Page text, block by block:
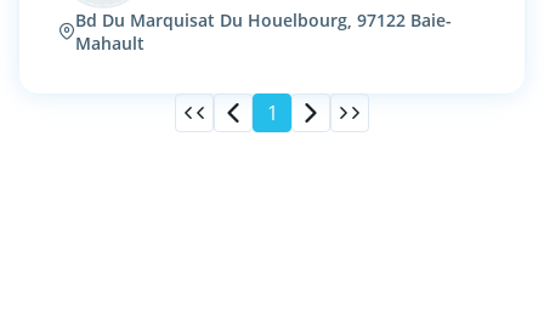
Bd Du Marquisat Du Houelbourg, 97122 Baie-
Mahault
1